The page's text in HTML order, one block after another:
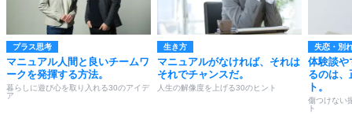
プラス思考
マニュアル人間と良いチームワ
ークを発揮する方法。
暮らしに遊び心を取り入れる30のアイデ
ア
生き方
マニュアルがなければ、それは
それでチャンスだ。
人生の解像度を上げる30のヒント
失恋・別
体験談や
るのは、
ト。
傷つけない
ト